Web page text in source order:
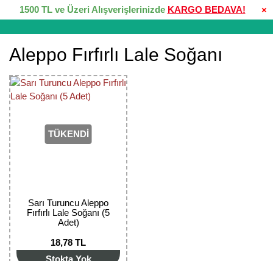
×
1500 TL ve Üzeri Alışverişlerinizde KARGO BEDAVA!
Aleppo Fırfırlı Lale Soğanı
TÜKENDİ
Sarı Turuncu Aleppo
Fırfırlı Lale Soğanı (5
Adet)
18,78 TL
Stokta Yok